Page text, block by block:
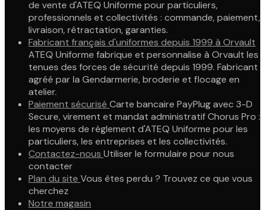
de vente d'ATEQ Uniforme pour particuliers,
professionnels et collectivités : commande, paiement,
livraison, rétractation, garanties.
Fabricant français d'uniformes depuis 1999 à Orvault
ATEQ Uniforme fabrique et personnalise à Orvault les
tenues des forces de sécurité depuis 1999. Fabricant
agréé par la Gendarmerie, broderie et flocage en
atelier.
Paiement sécurisé Carte bancaire PayPlug avec 3-D
Secure, virement et mandat administratif Chorus Pro :
les moyens de règlement d'ATEQ Uniforme pour les
particuliers, les entreprises et les collectivités.
Contactez-nous Utiliser le formulaire pour nous
contacter
Plan du site Vous êtes perdu ? Trouvez ce que vous
cherchez
Notre magasin